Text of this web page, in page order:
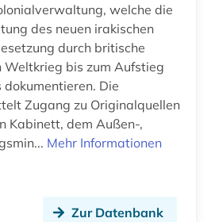
welche die
des neuen irakischen
durch britische
Weltkrieg bis zum Aufstieg
Die
Zugang zu Originalquellen
Kabinett, dem Außen-,
Mehr Informationen
Zur Datenbank